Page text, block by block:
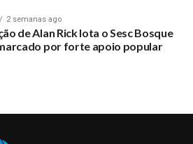
2 semanas ago
de Alan Rick lota o Sesc Bosque
por forte apoio popular